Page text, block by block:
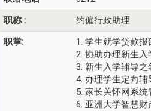
职称 :
约僱行政助理
职掌:
1. 学生就学贷款
2. 协助办理新生
3. 新生入学辅导
4. 办理学生定向
5. 家长关怀网系统
6. 亚洲大学智慧